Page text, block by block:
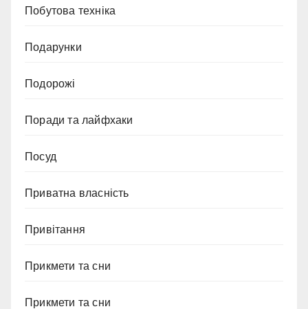
Побутова техніка
Подарунки
Подорожі
Поради та лайфхаки
Посуд
Приватна власність
Привітання
Прикмети та сни
Прикмети та сни